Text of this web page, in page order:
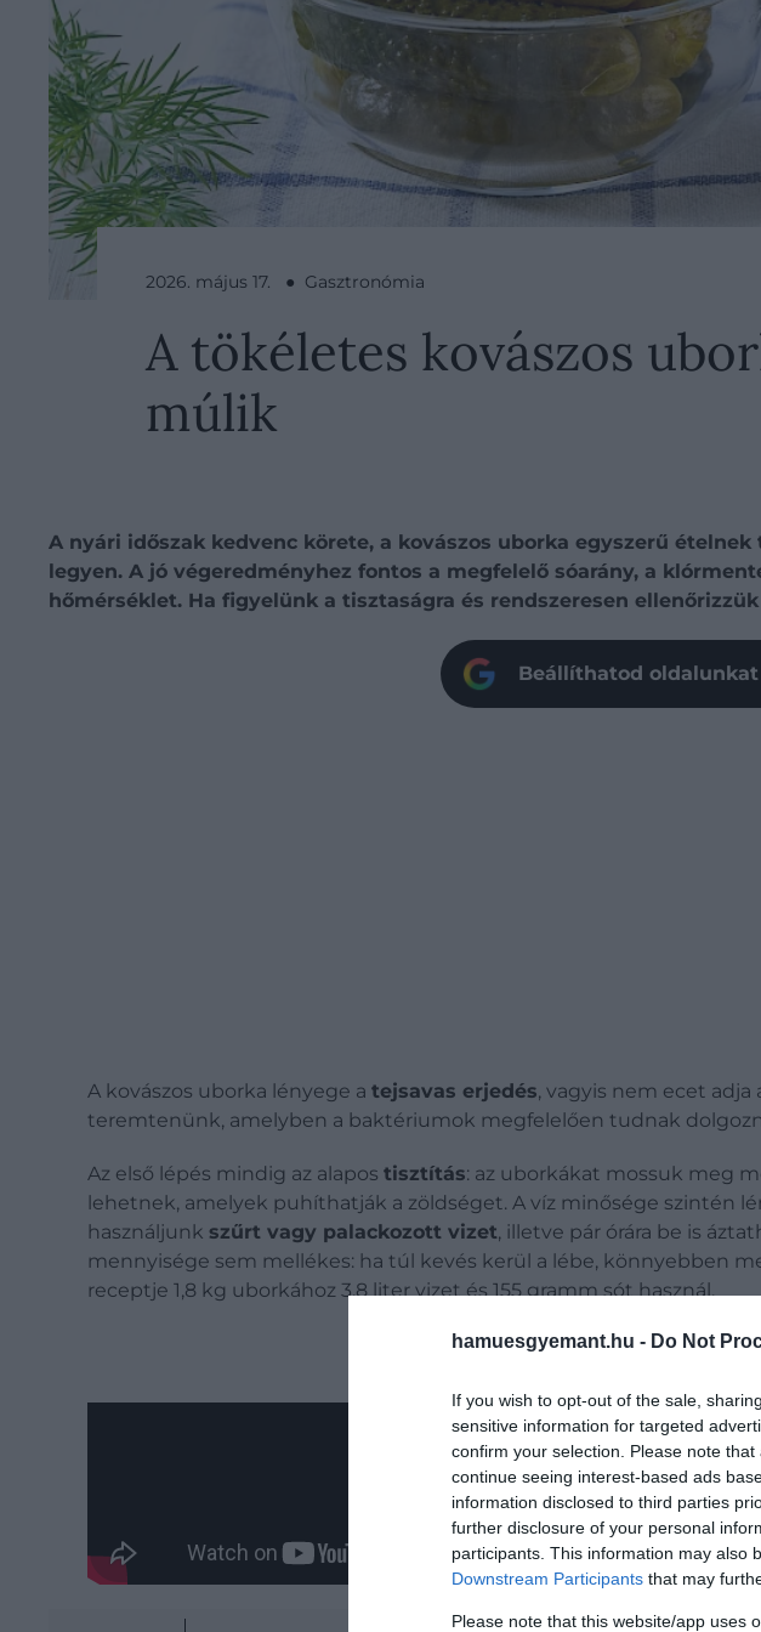
hamuesgyemant.hu - Do Not
If you wish to opt-out of the sale,
sensitive information for targeted
confirm your selection. Please note
continue seeing interest-based ads
information disclosed to third parties
further disclosure of your personal
participants. This information may also
Downstream Participants that may
Please note that this website/app uses
2026. május 17. ● Gasztronómia
A tökéletes kovászos
múlik
A nyári időszak kedvenc körete, a kovászos uborka egyszerű
legyen. A jó végeredményhez fontos a megfelelő sóarány, a
hőmérséklet. Ha figyelünk a tisztaságra és rendszeresen
Beállíthatod
A kovászos uborka lényege a tejsavas erjedés, vagyis nem ecet adja
teremtenünk, amelyben a baktériumok megfelelően tudnak
Az első lépés mindig az alapos tisztítás: az uborkákat mossuk meg
lehetnek, amelyek puhíthatják a zöldséget. A víz minősége szintén
használjunk szűrt vagy palackozott vizet, illetve pár órára be is
mennyisége sem mellékes: ha túl kevés kerül a lébe, könnyebben
receptje 1,8 kg uborkához 3,8 liter vizet és 155 gramm sót használ.